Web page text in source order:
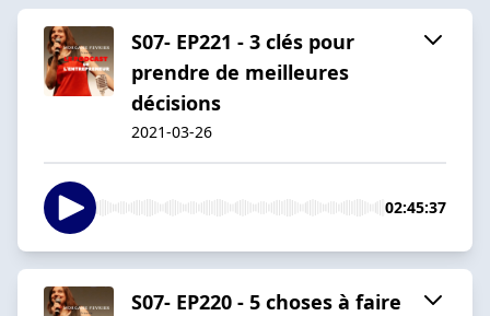
S07- EP221 - 3 clés pour
prendre de meilleures
décisions
2021-03-26
02:45:37
S07- EP220 - 5 choses à faire